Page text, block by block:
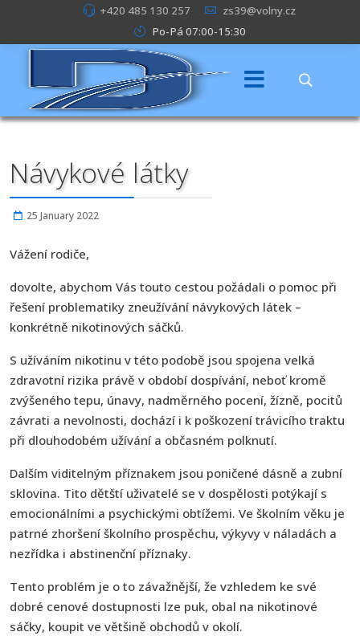
+420 485 130 257
zs39@volny.cz
Po-Pá 07:00-15:30
Návykové látky
25 January 2022
Vážení rodiče,
dovolte, abychom Vás touto cestou požádali o pomoc při
řešení problematiky zneužívání návykových látek –
konkrétně nikotinových sáčků.
S užíváním nikotinu v této podobě jsou spojena velká
zdravotní rizika právě v období dospívání, neboť kromě
zvýšeného tepu, únavy, nadměrného pocení, žízně, pocitů
závrati a nevolnosti, dochází i k poškození trávicího traktu
při dlouhodobém užívání a občasném polknutí.
Dalším viditelným příznakem jsou poničené dásně a zubní
sklovina. Tito dětští uživatelé se v dospělosti potýkají s
emocionálními a psychickými obtížemi. Ve školním věku je
patrné zhoršení školního prospěchu, výkyvy v náladách a
nezřídka i abstinenční příznaky.
Tento problém je o to závažnější, že vzhledem ke své
dobré cenové dostupnosti lze puk, obal na nikotinové
sáčky, koupit ve většině obchodů v okolí.